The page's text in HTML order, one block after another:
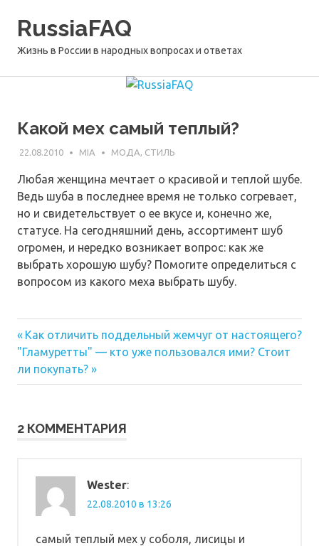
RussiaFAQ
Жизнь в России в народных вопросах и ответах
Какой мех самый теплый?
22.08.2010 MIA МОДА, СТИЛЬ
Любая женщина мечтает о красивой и теплой шубе.
Ведь шуба в последнее время не только согревает,
но и свидетельствует о ее вкусе и, конечно же,
статусе. На сегодняшний день, ассортимент шуб
огромен, и нередко возникает вопрос: как же
выбрать хорошую шубу? Помогите определиться с
вопросом из какого меха выбрать шубу.
Навигация
по
записям
Предыдущая
запись:
Как отличить поддельный жемчуг от настоящего?
Следующая
запись:
"Гламуретты" — кто уже пользовался ими? Стоит
ли покупать?
2 КОММЕНТАРИЯ
Wester:
22.08.2010 в 13:26
самый теплый мех у соболя, лисицы и